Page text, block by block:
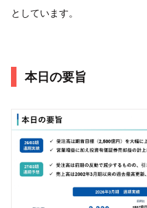
としています。
本日の要旨